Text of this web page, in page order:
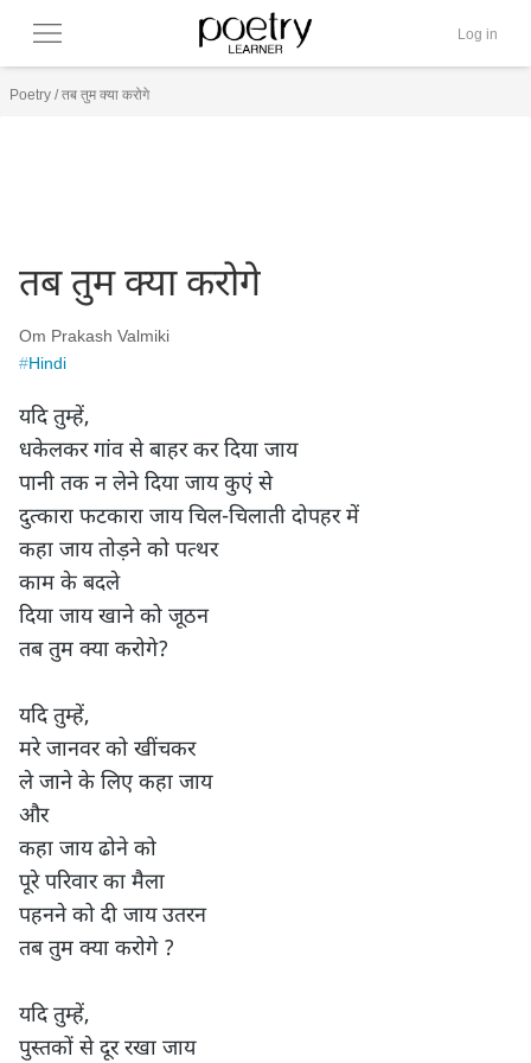
Log in
Poetry /तब तुम क्या करोगे
तब तुम क्या करोगे
Om Prakash Valmiki
#Hindi
यदि तुम्हें,
धकेलकर गांव से बाहर कर दिया जाय
पानी तक न लेने दिया जाय कुएं से
दुत्कारा फटकारा जाय चिल-चिलाती दोपहर में
कहा जाय तोड़ने को पत्थर
काम के बदले
दिया जाय खाने को जूठन
तब तुम क्या करोगे?
यदि तुम्हें,
मरे जानवर को खींचकर
ले जाने के लिए कहा जाय
और
कहा जाय ढोने को
पूरे परिवार का मैला
पहनने को दी जाय उतरन
तब तुम क्या करोगे ?
यदि तुम्हें,
पुस्तकों से दूर रखा जाय